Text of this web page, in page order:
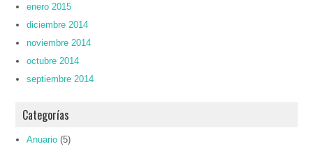
enero 2015
diciembre 2014
noviembre 2014
octubre 2014
septiembre 2014
Categorías
Anuario (5)